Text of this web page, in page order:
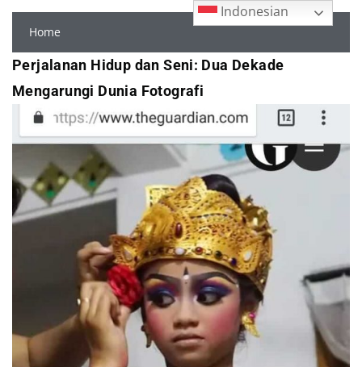
Home
Perjalanan Hidup dan Seni: Dua Dekade
Mengarungi Dunia Fotografi
Indonesian